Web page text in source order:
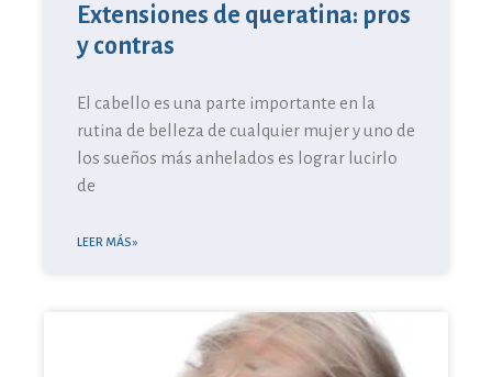
Extensiones de queratina: pros
y contras
El cabello es una parte importante en la
rutina de belleza de cualquier mujer y uno de
los sueños más anhelados es lograr lucirlo
de
LEER MÁS »